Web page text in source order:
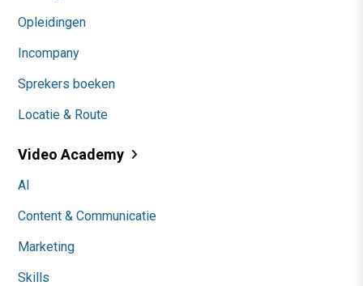
Opleidingen
Incompany
Sprekers boeken
Locatie & Route
Video Academy
AI
Content & Communicatie
Marketing
Skills